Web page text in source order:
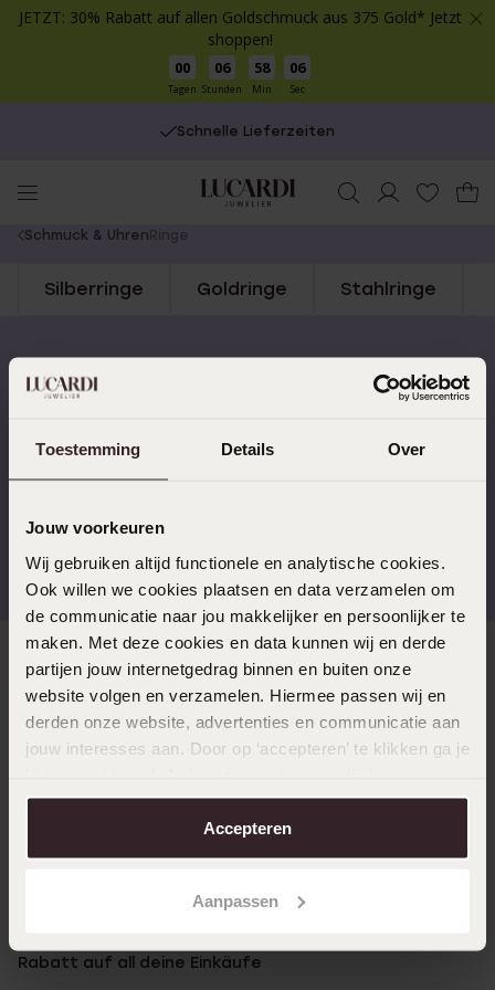
JETZT: 30% Rabatt auf allen Goldschmuck aus 375 Gold* Jetzt
shoppen!
00
Tagen
06
Stunden
58
Min
06
Sec
Toestemming Details Over
Jouw voorkeuren
Wij gebruiken altijd functionele en analytische cookies.
Ook willen we cookies plaatsen en data verzamelen om
de communicatie naar jou makkelijker en persoonlijker te
maken. Met deze cookies en data kunnen wij en derde
partijen jouw internetgedrag binnen en buiten onze
website volgen en verzamelen. Hiermee passen wij en
derden onze website, advertenties en communicatie aan
jouw interesses aan. Door op ‘accepteren’ te klikken ga je
aanpassen. Lees er meer over in onscookiebeleid.
Accepteren
Aanpassen
Schnelle Lieferzeiten
You
here:
Schmuck & Uhren Ringe
Silberringe Goldringe Stahlringe
Schnelle Lieferzeiten
14 Tage kostenlos
€49
(55.000+ reviews)
Direkt zu
Über Lucardi
Rabatt auf all deine Einkäufe